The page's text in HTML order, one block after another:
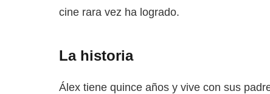
cine rara vez ha logrado.
La historia
Álex tiene quince años y vive con sus